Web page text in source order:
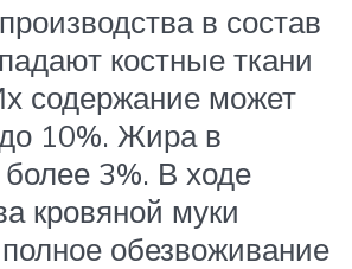
в состав
костные ткани
содержание может
10%. Жира в
более 3%. В ходе
кровяной муки
обезвоживание